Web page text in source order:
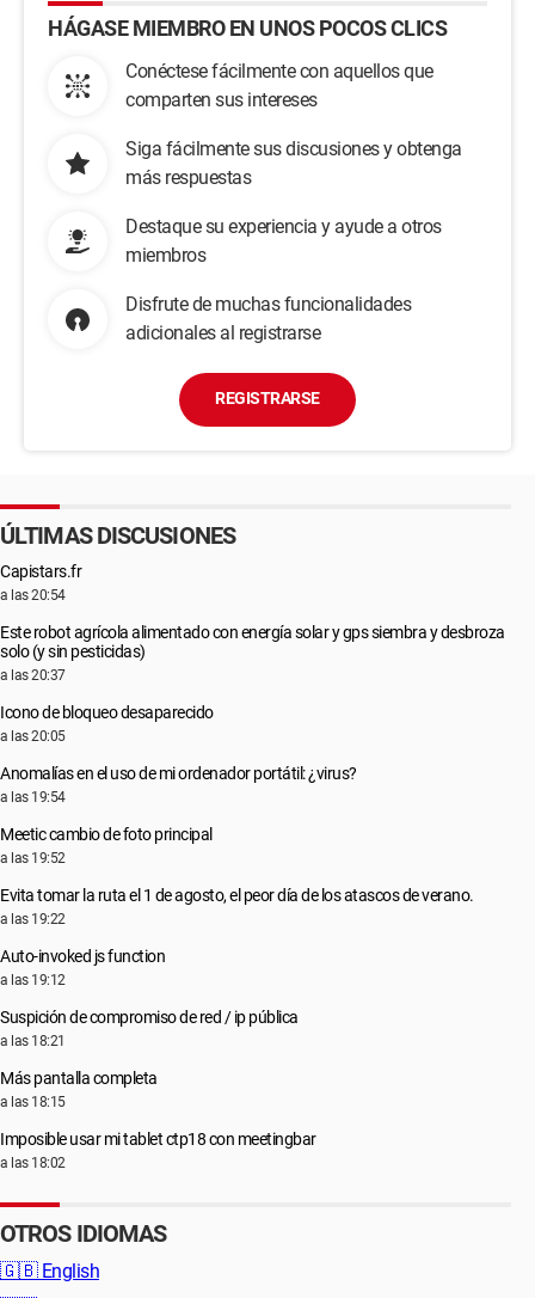
HÁGASE MIEMBRO EN UNOS POCOS CLICS
Conéctese fácilmente con aquellos que
comparten sus intereses
Siga fácilmente sus discusiones y obtenga
más respuestas
Destaque su experiencia y ayude a otros
miembros
Disfrute de muchas funcionalidades
adicionales al registrarse
REGISTRARSE
ÚLTIMAS DISCUSIONES
Capistars.fr
a las 20:54
Este robot agrícola alimentado con energía solar y gps siembra y desbroza
solo (y sin pesticidas)
a las 20:37
Icono de bloqueo desaparecido
a las 20:05
Anomalías en el uso de mi ordenador portátil: ¿virus?
a las 19:54
Meetic cambio de foto principal
a las 19:52
Evita tomar la ruta el 1 de agosto, el peor día de los atascos de verano.
a las 19:22
Auto-invoked js function
a las 19:12
Suspición de compromiso de red / ip pública
a las 18:21
Más pantalla completa
a las 18:15
Imposible usar mi tablet ctp18 con meetingbar
a las 18:02
OTROS IDIOMAS
🇬🇧 English